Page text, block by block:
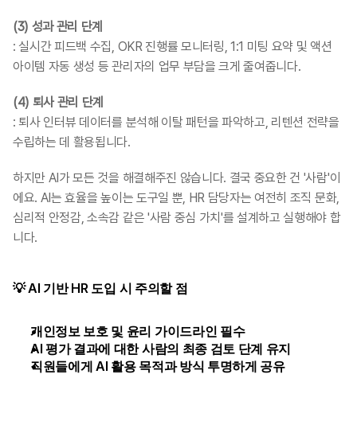
(3) 성과 관리 단계
: 실시간 피드백 수집, OKR 진행률 모니터링, 1:1 미팅 요약 및 액션
아이템 자동 생성 등 관리자의 업무 부담을 크게 줄여줍니다.
(4) 퇴사 관리 단계
: 퇴사 인터뷰 데이터를 분석해 이탈 패턴을 파악하고, 리텐션 전략을
수립하는 데 활용됩니다.
하지만 AI가 모든 것을 해결해주진 않습니다. 결국 중요한 건 '사람'이
에요. AI는 효율을 높이는 도구일 뿐, HR 담당자는 여전히 조직 문화,
심리적 안정감, 소속감 같은 '사람 중심 가치'를 설계하고 실행해야 합
니다.
💡 AI 기반 HR 도입 시 주의할 점
개인정보 보호 및 윤리 가이드라인 필수
AI 평가 결과에 대한 사람의 최종 검토 단계 유지
직원들에게 AI 활용 목적과 방식 투명하게 공유